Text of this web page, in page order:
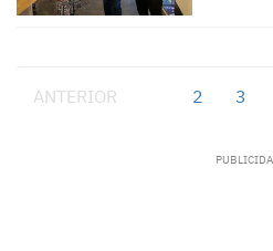
ANTERIOR 2 3